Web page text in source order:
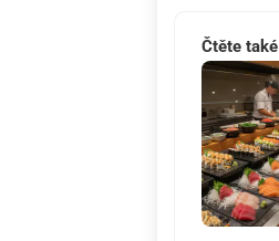
Čtěte také